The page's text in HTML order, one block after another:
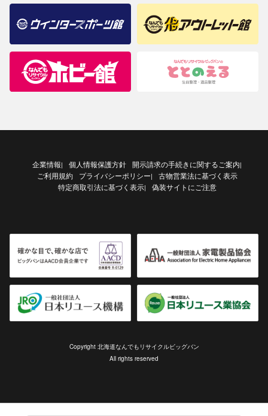
企業情報| 個人情報保護方針 開示請求の手続きに関するご案内|
ご利用規約 プライバシーポリシー|
古物営業法に基づく表示
特定商取引法に基づく表示| 偽装サイトにご注意
Copyright 北海道なんでもリサイクルビッグバン
All rights reserved